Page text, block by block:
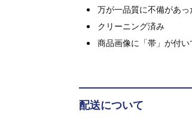
万が一品質に不備があっ
クリーニング済み
商品画像に「帯」が付
配送について